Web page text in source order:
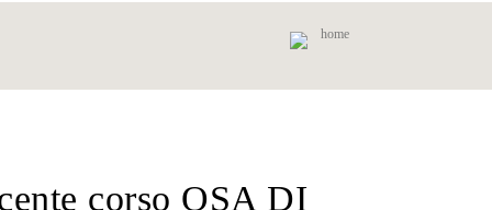
home
corso OSA DI